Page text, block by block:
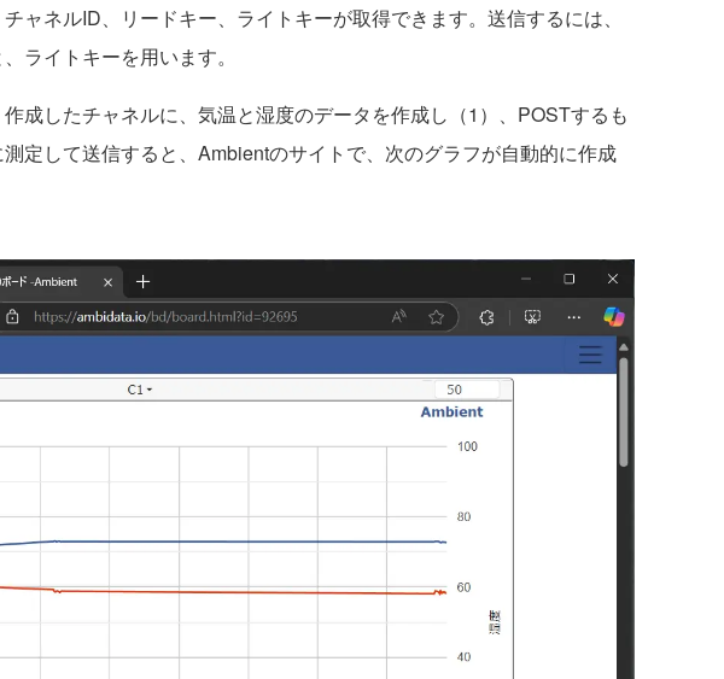
ャネルID、リードキー、ライトキーが取得できます。送信するには、
ライトキーを用います。
成したチャネルに、気温と湿度のデータを作成し（1）、POSTするも
定して送信すると、Ambientのサイトで、次のグラフが自動的に作成